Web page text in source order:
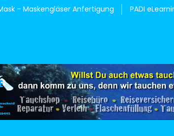
- Maskengläser Anfertigung
PADI